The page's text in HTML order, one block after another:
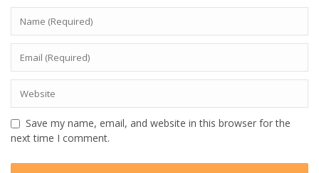
Save my name, email, and website in this browser for the
next time I comment.